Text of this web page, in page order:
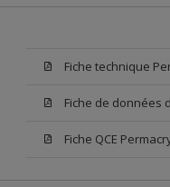
Fiche technique
Fiche de données
Fiche QCE